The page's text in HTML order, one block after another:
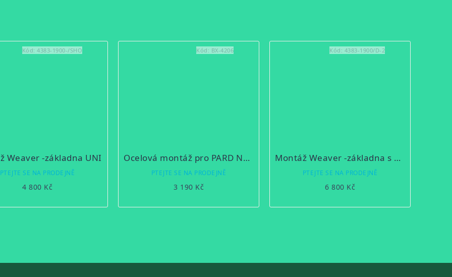
Weaver -základna UNI
PTEJTE SE NA PRODEJNĚ
4 800 Kč
Kód: 4383-1900-/SHO
Ocelová montáž pro PARD NV008P, NV008+, NV008, NV008P LRF a NV008+ LRF a Termokamery PARD SA na CZ 452 / 455 / 457
PTEJTE SE NA PRODEJNĚ
3 190 Kč
Kód: BX-4206
Montáž Weaver -základna s ocelovými kroužky Short
PTEJTE SE NA PRODEJNĚ
6 800 Kč
Kód: 4383-1900/D-2